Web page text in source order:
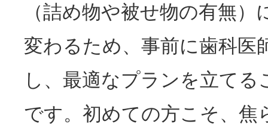
（詰め物や被せ物の有無
変わるため、事前に歯科医
し、最適なプランを立てる
です。初めての方こそ、焦